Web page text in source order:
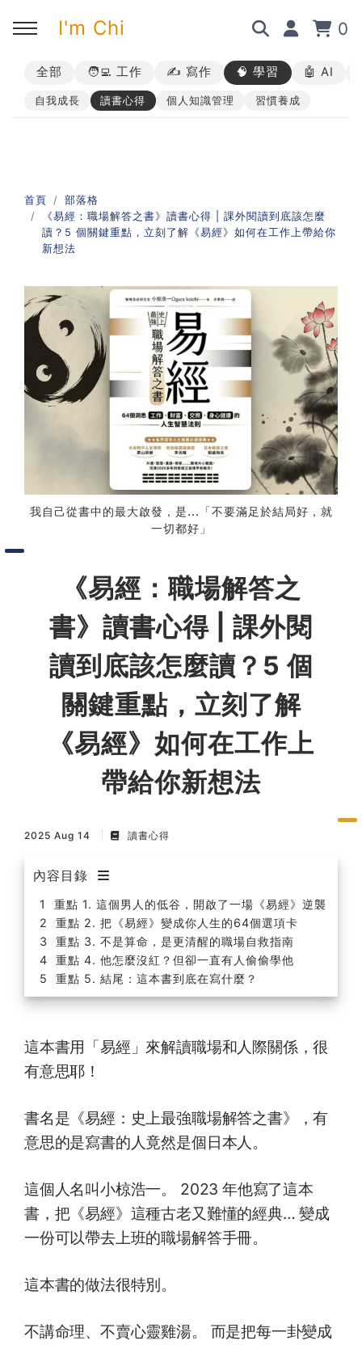
I'm Chi 0
回主選單
➡︎ 所有內容
回主選單
➡︎ 業配合作
回主選單
➡︎ 講座活動
回主選單
AI 職場應用｜ChatGPT 職場
應用入門
AI 職場應用｜ChatGPT 進階
使用思維
AI 職場應用｜上班族的 AI 學
習術
AI 職場應用｜NotebookLM
職場工作復盤術
職場思維與工作術｜圖解問題
分析與解決 x AI 視覺化實戰
軟體開發實務｜技術文件寫作
全部 🧑‍💻 工作 ✍️ 寫作 🧠 學習 🤖 AI
自我成長 讀書心得 個人知識管理 習慣養成
首頁
部落格
《易經：職場解答之書》讀書心得 | 課外閱讀到底該怎麼
讀？5 個關鍵重點，立刻了解《易經》如何在工作上帶給你
新想法
我自己從書中的最大啟發，是...「不要滿足於結局好，就
一切都好」
《易經：職場解答之
書》讀書心得 | 課外閱
讀到底該怎麼讀？5 個
關鍵重點，立刻了解
《易經》如何在工作上
帶給你新想法
2025 Aug 14 讀書心得
內容目錄
重點 1. 這個男人的低谷，開啟了一場《易經》逆襲
重點 2. 把《易經》變成你人生的64個選項卡
重點 3. 不是算命，是更清醒的職場自救指南
重點 4. 他怎麼沒紅？但卻一直有人偷偷學他
重點 5. 結尾：這本書到底在寫什麼？
這本書用「易經」來解讀職場和人際關係，很
有意思耶！
書名是《易經：史上最強職場解答之書》，有
意思的是寫書的人竟然是個日本人。
這個人名叫小椋浩一。 2023 年他寫了這本
書，把《易經》這種古老又難懂的經典… 變成
一份可以帶去上班的職場解答手冊。
這本書的做法很特別。
不講命理、不賣心靈雞湯。 而是把每一卦變成